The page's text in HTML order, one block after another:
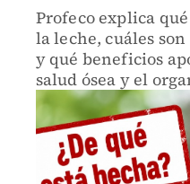
Profeco explica
la leche, cuáles
y qué beneficios
salud ósea y el